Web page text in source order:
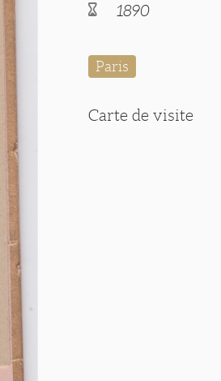
1890
Paris
Carte de visite